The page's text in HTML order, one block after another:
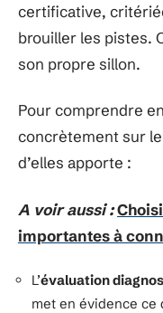
certificative,
brouiller les pistes.
son propre sillon.
Pour comprendre
concrètement sur
d’elles apporte :
A voir aussi :
importantes à
L’évaluation
met en évidence ce